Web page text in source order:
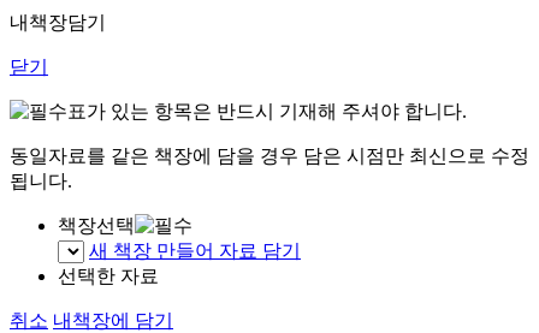
내책장담기
닫기
표가 있는 항목은 반드시 기재해 주셔야 합니다.
동일자료를 같은 책장에 담을 경우 담은 시점만 최신으로 수정
됩니다.
책장선택
새 책장 만들어 자료 담기
선택한 자료
취소 내책장에 담기